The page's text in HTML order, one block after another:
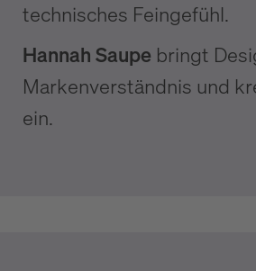
technisches Feingefühl.
Hannah Saupe bringt
Markenverständnis und
ein.